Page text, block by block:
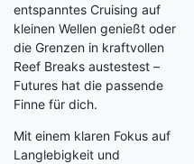
entspanntes Cruising auf
kleinen Wellen genießt oder
die Grenzen in kraftvollen
Reef Breaks austestest –
Futures hat die passende
Finne für dich.
Mit einem klaren Fokus auf
Langlebigkeit und